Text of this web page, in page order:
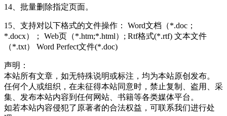
14、批量删除指定页面。
15、支持对以下格式的文件操作： Word文档（*.doc；
*.docx）； Web页（*.htm;*.html）; Rtf格式(*.rtf) 文本文件
（*.txt） Word Perfect文件(*.doc)
声明：
本站所有文章，如无特殊说明或标注，均为本站原创发布。
任何个人或组织，在未征得本站同意时，禁止复制、盗用、采
集、发布本站内容到任何网站、书籍等各类媒体平台。
如若本站内容侵犯了原著者的合法权益，可联系我们进行处